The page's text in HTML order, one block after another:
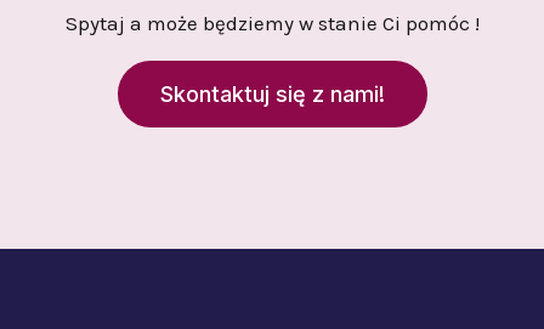
Spytaj a może będziemy w stanie Ci pomóc !
Skontaktuj się z nami!